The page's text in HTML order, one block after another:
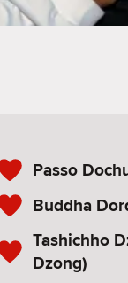
Passo
Buddha
Tashichho
Dzong)